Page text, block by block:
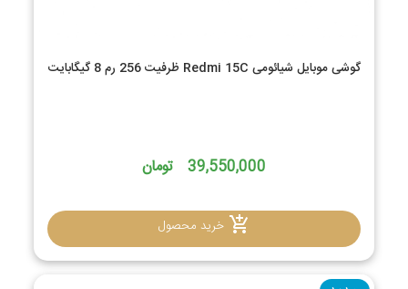
گوشی موبایل شیائومی Redmi 15C ظرفیت 256 رم 8 گیگابایت
39,550,000 تومان
خرید محصول